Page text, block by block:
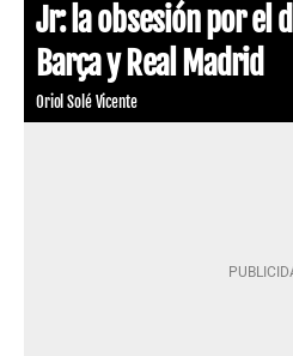
Jr: la obsesión por el
Barça y Real Madrid
Oriol Solé Vicente